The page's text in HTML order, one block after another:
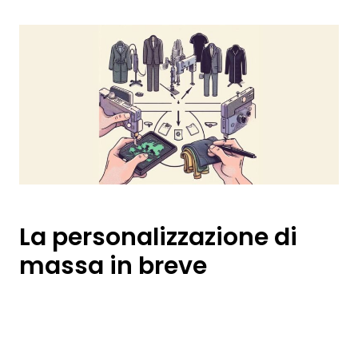
La personalizzazione di
massa in breve